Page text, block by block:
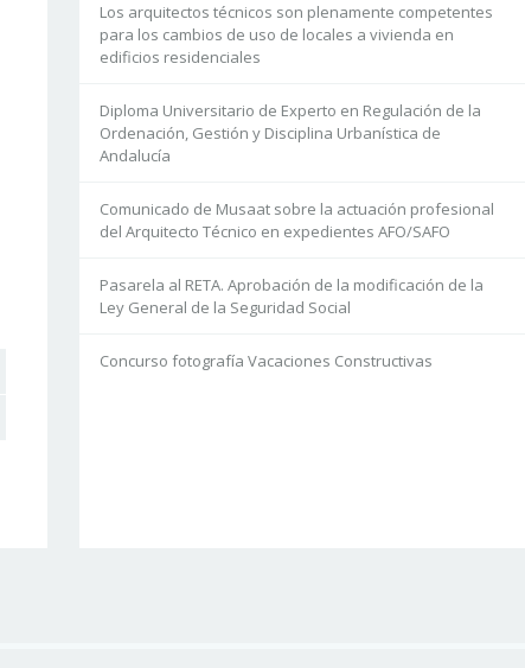
Los arquitectos técnicos son plenamente competentes
para los cambios de uso de locales a vivienda en
edificios residenciales
Diploma Universitario de Experto en Regulación de la
Ordenación, Gestión y Disciplina Urbanística de
Andalucía
Comunicado de Musaat sobre la actuación profesional
del Arquitecto Técnico en expedientes AFO/SAFO
Pasarela al RETA. Aprobación de la modificación de la
Ley General de la Seguridad Social
Concurso fotografía Vacaciones Constructivas